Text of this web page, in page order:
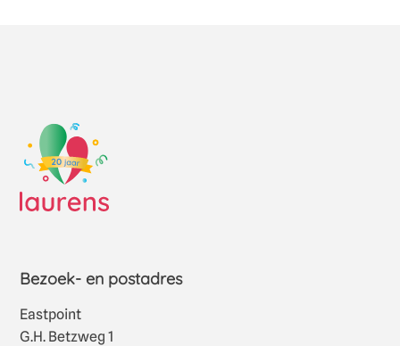
Bezoek- en postadres
Eastpoint
G.H. Betzweg 1